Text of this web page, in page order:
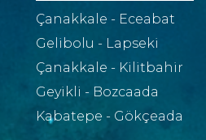
Çanakkale - Eceabat
Gelibolu - Lapseki
Çanakkale - Kilitbahir
Geyikli - Bozcaada
Kabatepe - Gökçeada